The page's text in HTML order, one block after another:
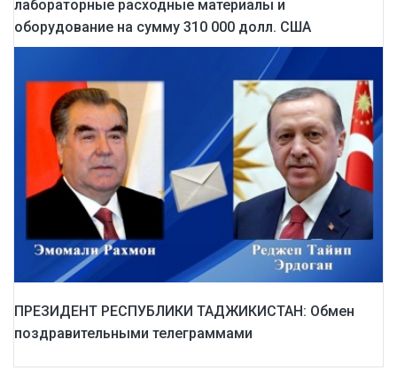
лабораторные расходные материалы и
оборудование на сумму 310 000 долл. США
ПРЕЗИДЕНТ РЕСПУБЛИКИ ТАДЖИКИСТАН: Обмен
поздравительными телеграммами